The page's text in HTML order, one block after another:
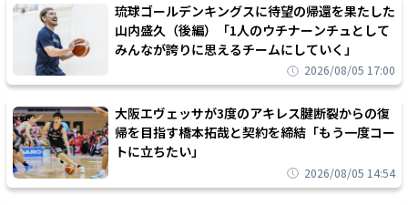
琉球ゴールデンキングスに待望の帰還を果たした
山内盛久（後編）「1人のウチナーンチュとして
みんなが誇りに思えるチームにしていく」
2026/08/05 17:00
大阪エヴェッサが3度のアキレス腱断裂からの復
帰を目指す橋本拓哉と契約を締結「もう一度コー
トに立ちたい」
2026/08/05 14:54